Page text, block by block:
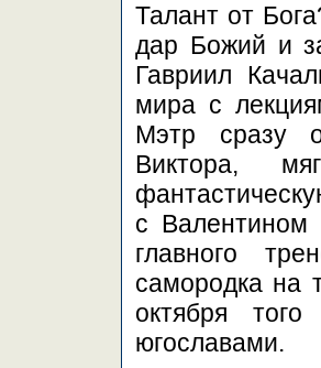
Талант от
дар Божий и
Гавриил
мира с
Мэтр сразу
Виктора,
с Валентином
главного
самородка на
октября
югославами.